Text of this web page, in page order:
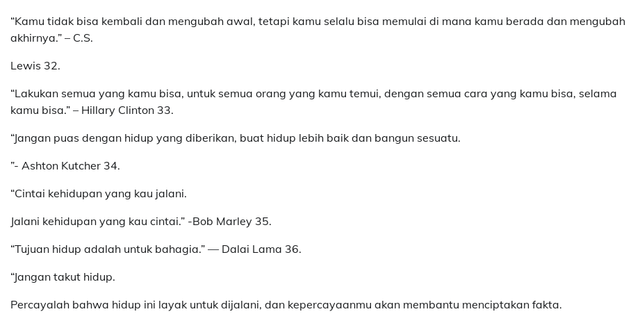
“Kamu tidak bisa kembali dan mengubah awal, tetapi kamu selalu bisa memulai di mana kamu berada dan mengubah
akhirnya.” – C.S.
Lewis 32.
“Lakukan semua yang kamu bisa, untuk semua orang yang kamu temui, dengan semua cara yang kamu bisa, selama
kamu bisa.” – Hillary Clinton 33.
“Jangan puas dengan hidup yang diberikan, buat hidup lebih baik dan bangun sesuatu.
”- Ashton Kutcher 34.
“Cintai kehidupan yang kau jalani.
Jalani kehidupan yang kau cintai.” -Bob Marley 35.
“Tujuan hidup adalah untuk bahagia.” — Dalai Lama 36.
“Jangan takut hidup.
Percayalah bahwa hidup ini layak untuk dijalani, dan kepercayaanmu akan membantu menciptakan fakta.